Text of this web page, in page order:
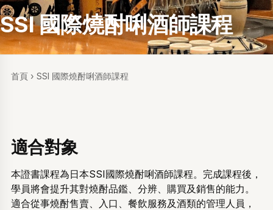
SSI 國際燒酎唎酒師課程
首頁› SSI 國際燒酎唎酒師課程
適合對象
本證書課程為日本SSI國際燒酎唎酒師課程。完成課程後，
學員將會提升其對燒酎品鑑、分辨、購買及銷售的能力。
適合從事燒酎售賣、入口、餐飲服務及酒類的管理人員，